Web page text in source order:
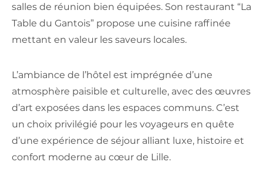
salles de réunion bien équipées. Son restaurant “La
Table du Gantois” propose une cuisine raffinée
mettant en valeur les saveurs locales.
L’ambiance de l’hôtel est imprégnée d’une
atmosphère paisible et culturelle, avec des œuvres
d’art exposées dans les espaces communs. C’est
un choix privilégié pour les voyageurs en quête
d’une expérience de séjour alliant luxe, histoire et
confort moderne au cœur de Lille.